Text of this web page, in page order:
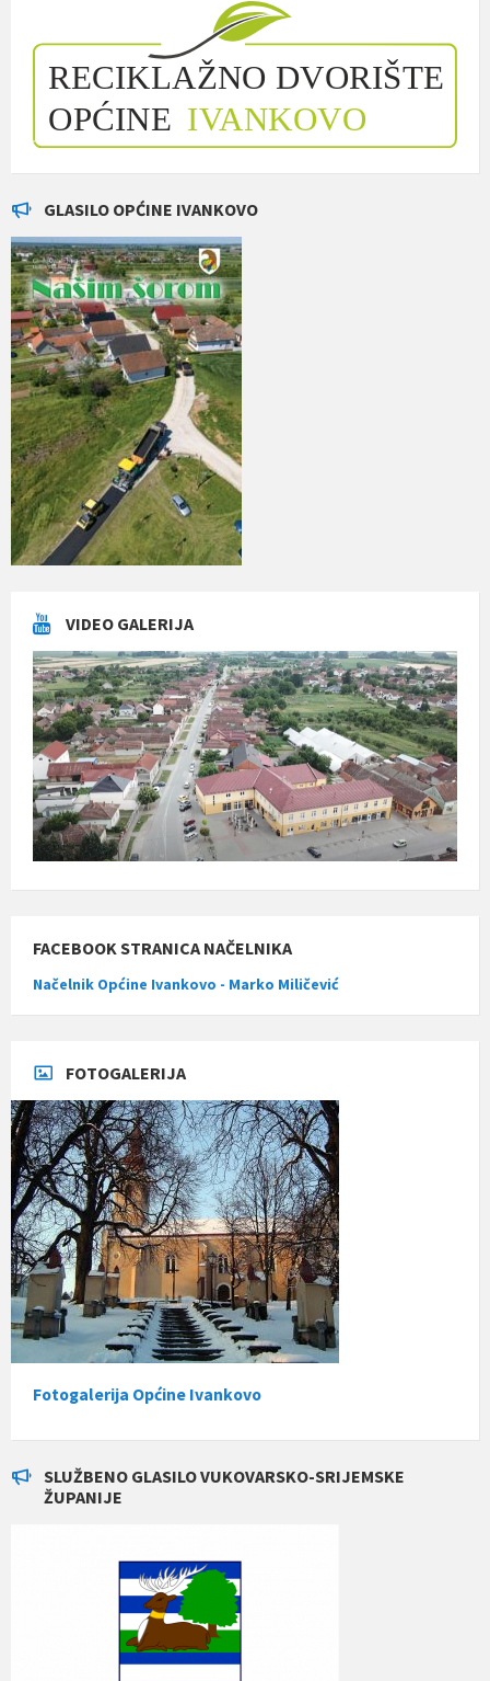
GLASILO OPĆINE IVANKOVO
VIDEO GALERIJA
FACEBOOK STRANICA NAČELNIKA
Načelnik Općine Ivankovo - Marko Miličević
FOTOGALERIJA
Fotogalerija Općine Ivankovo
SLUŽBENO GLASILO VUKOVARSKO-SRIJEMSKE
ŽUPANIJE